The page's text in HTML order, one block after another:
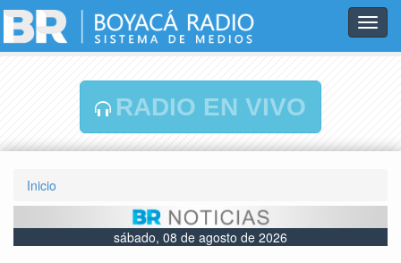
RADIO EN VIVO
Inicio
sábado, 08 de agosto de 2026